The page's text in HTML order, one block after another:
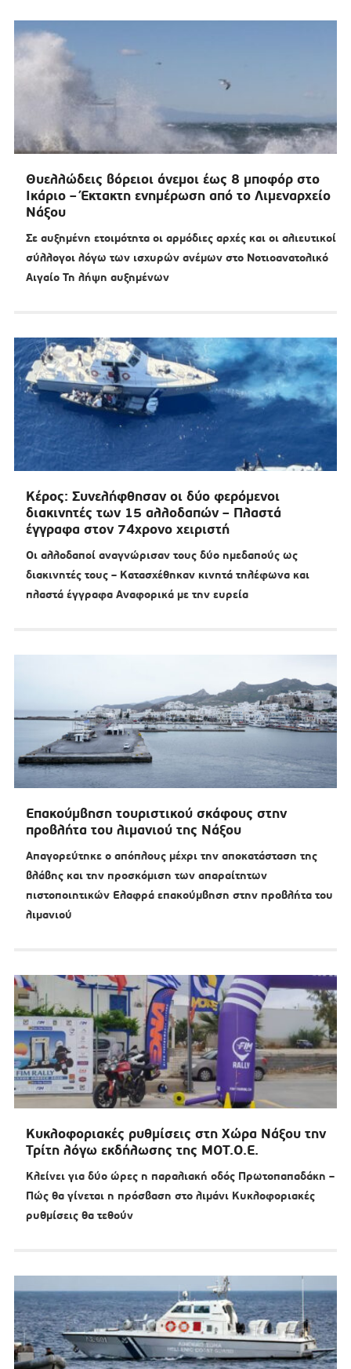
Θυελλώδεις βόρειοι άνεμοι έως 8 μποφόρ στο
Ικάριο – Έκτακτη ενημέρωση από το Λιμεναρχείο
Νάξου
Σε αυξημένη ετοιμότητα οι αρμόδιες αρχές και οι αλιευτικοί
σύλλογοι λόγω των ισχυρών ανέμων στο Νοτιοανατολικό
Αιγαίο Τη λήψη αυξημένων
Κέρος: Συνελήφθησαν οι δύο φερόμενοι
διακινητές των 15 αλλοδαπών – Πλαστά
έγγραφα στον 74χρονο χειριστή
Οι αλλοδαποί αναγνώρισαν τους δύο ημεδαπούς ως
διακινητές τους – Κατασχέθηκαν κινητά τηλέφωνα και
πλαστά έγγραφα Αναφορικά με την ευρεία
Επακούμβηση τουριστικού σκάφους στην
προβλήτα του λιμανιού της Νάξου
Απαγορεύτηκε ο απόπλους μέχρι την αποκατάσταση της
βλάβης και την προσκόμιση των απαραίτητων
πιστοποιητικών Ελαφρά επακούμβηση στην προβλήτα του
λιμανιού
Κυκλοφοριακές ρυθμίσεις στη Χώρα Νάξου την
Τρίτη λόγω εκδήλωσης της ΜΟΤ.Ο.Ε.
Κλείνει για δύο ώρες η παραλιακή οδός Πρωτοπαπαδάκη –
Πώς θα γίνεται η πρόσβαση στο λιμάνι Κυκλοφοριακές
ρυθμίσεις θα τεθούν